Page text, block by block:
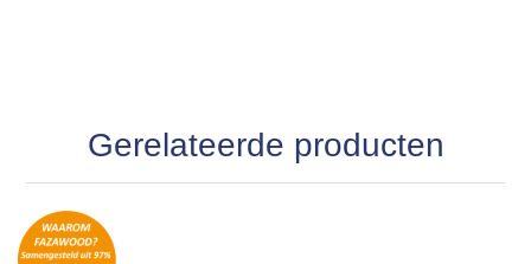
Gerelateerde producten